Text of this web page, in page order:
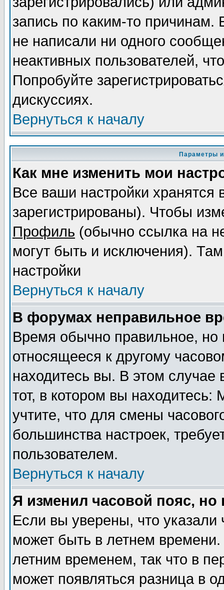
запись по каким-то
не написали ни одного
неактивных пользователей,
Попробуйте
дискуссиях.
Вернуться к началу
Параметры
Как мне изменить мои
Все ваши настройки
зарегистрированы). Чтобы
Профиль (обычно ссылка на
могут быть и исключения).
настройки
Вернуться к началу
В форумах неправильное
Время обычно правильное,
относящееся к другому
находитесь вы. В этом
тот, в котором вы
учтите, что для смены
большинства настроек,
пользователем.
Вернуться к началу
Я изменил часовой пояс,
Если вы уверены, что указали
может быть в летнем
летним временем, так что в
может появляться разница в